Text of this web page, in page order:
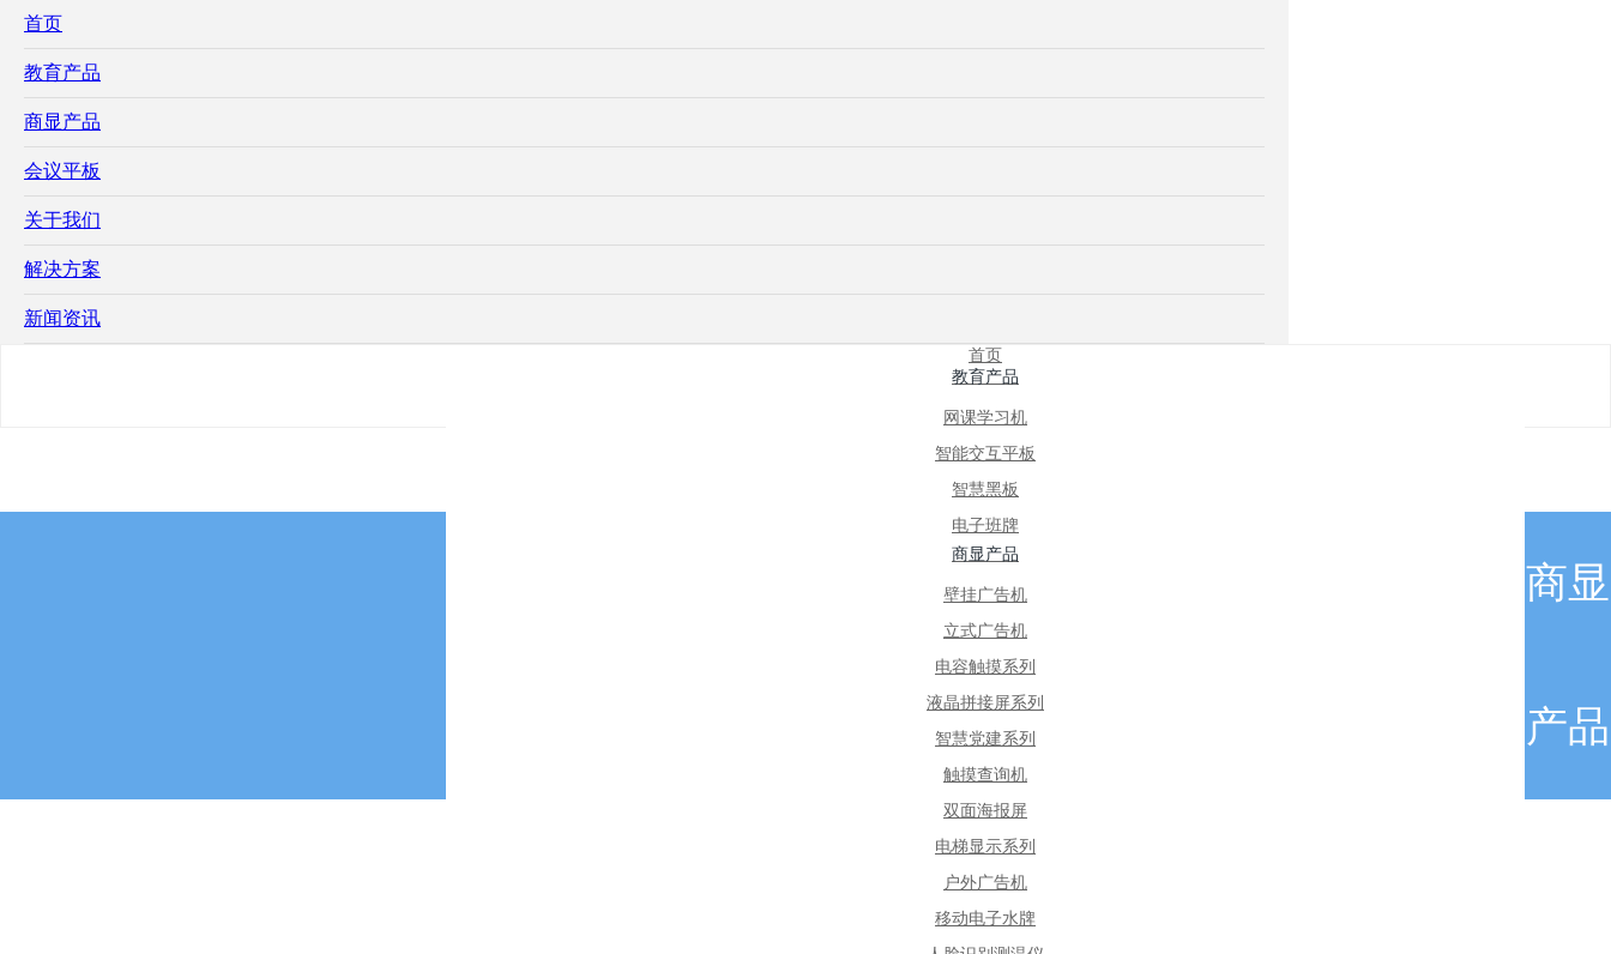
首页
教育产品
商显产品
会议平板
关于我们
解决方案
新闻资讯
首页
教育产品
网课学习机
智能交互平板
智慧黑板
电子班牌
商显产品
壁挂广告机
立式广告机
电容触摸系列
液晶拼接屏系列
智慧党建系列
触摸查询机
双面海报屏
电梯显示系列
户外广告机
移动电子水牌
商显
产品